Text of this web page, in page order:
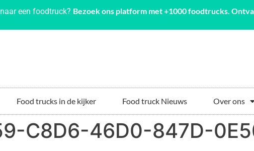
een foodtruck? Bezoek ons platform met +1000 foodtrucks.
Food trucks in de kijker Food truck Nieuws Over ons
C8D6-46D0-847D-